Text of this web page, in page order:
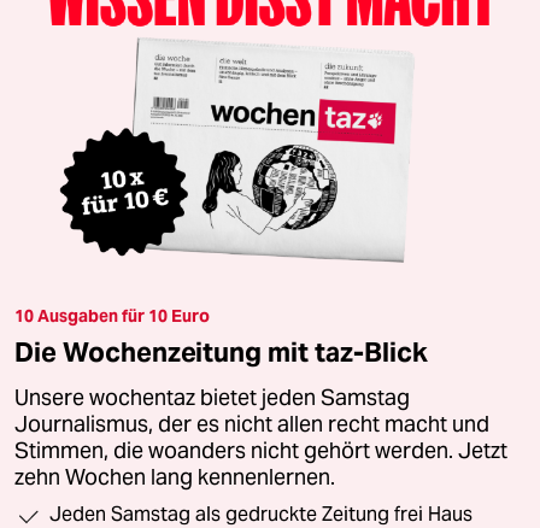
10 Ausgaben für 10 Euro
Die Wochenzeitung mit taz-Blick
Unsere wochentaz bietet jeden Samstag
Journalismus, der es nicht allen recht macht und
Stimmen, die woanders nicht gehört werden. Jetzt
zehn Wochen lang kennenlernen.
Jeden Samstag als gedruckte Zeitung frei Haus